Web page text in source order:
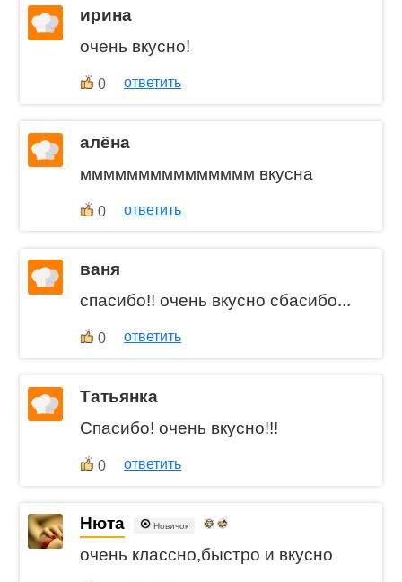
ирина
очень вкусно!
0 ответить
алёна
ммммммммммммммм вкусна
0 ответить
ваня
спасибо!! очень вкусно сбасибо...
0 ответить
Татьянка
Спасибо! очень вкусно!!!
0 ответить
Нюта Новичок
очень классно,быстро и вкусно